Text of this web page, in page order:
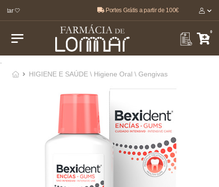
🤍 Portes Grátis a partir de 100€
0
HIGIENE E SAÚDE \ Higiene Oral \ Gengivas